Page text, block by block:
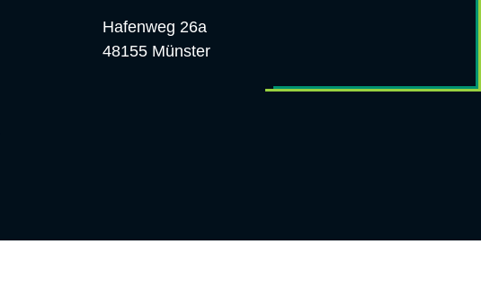
Hafenweg 26a
48155 Münster